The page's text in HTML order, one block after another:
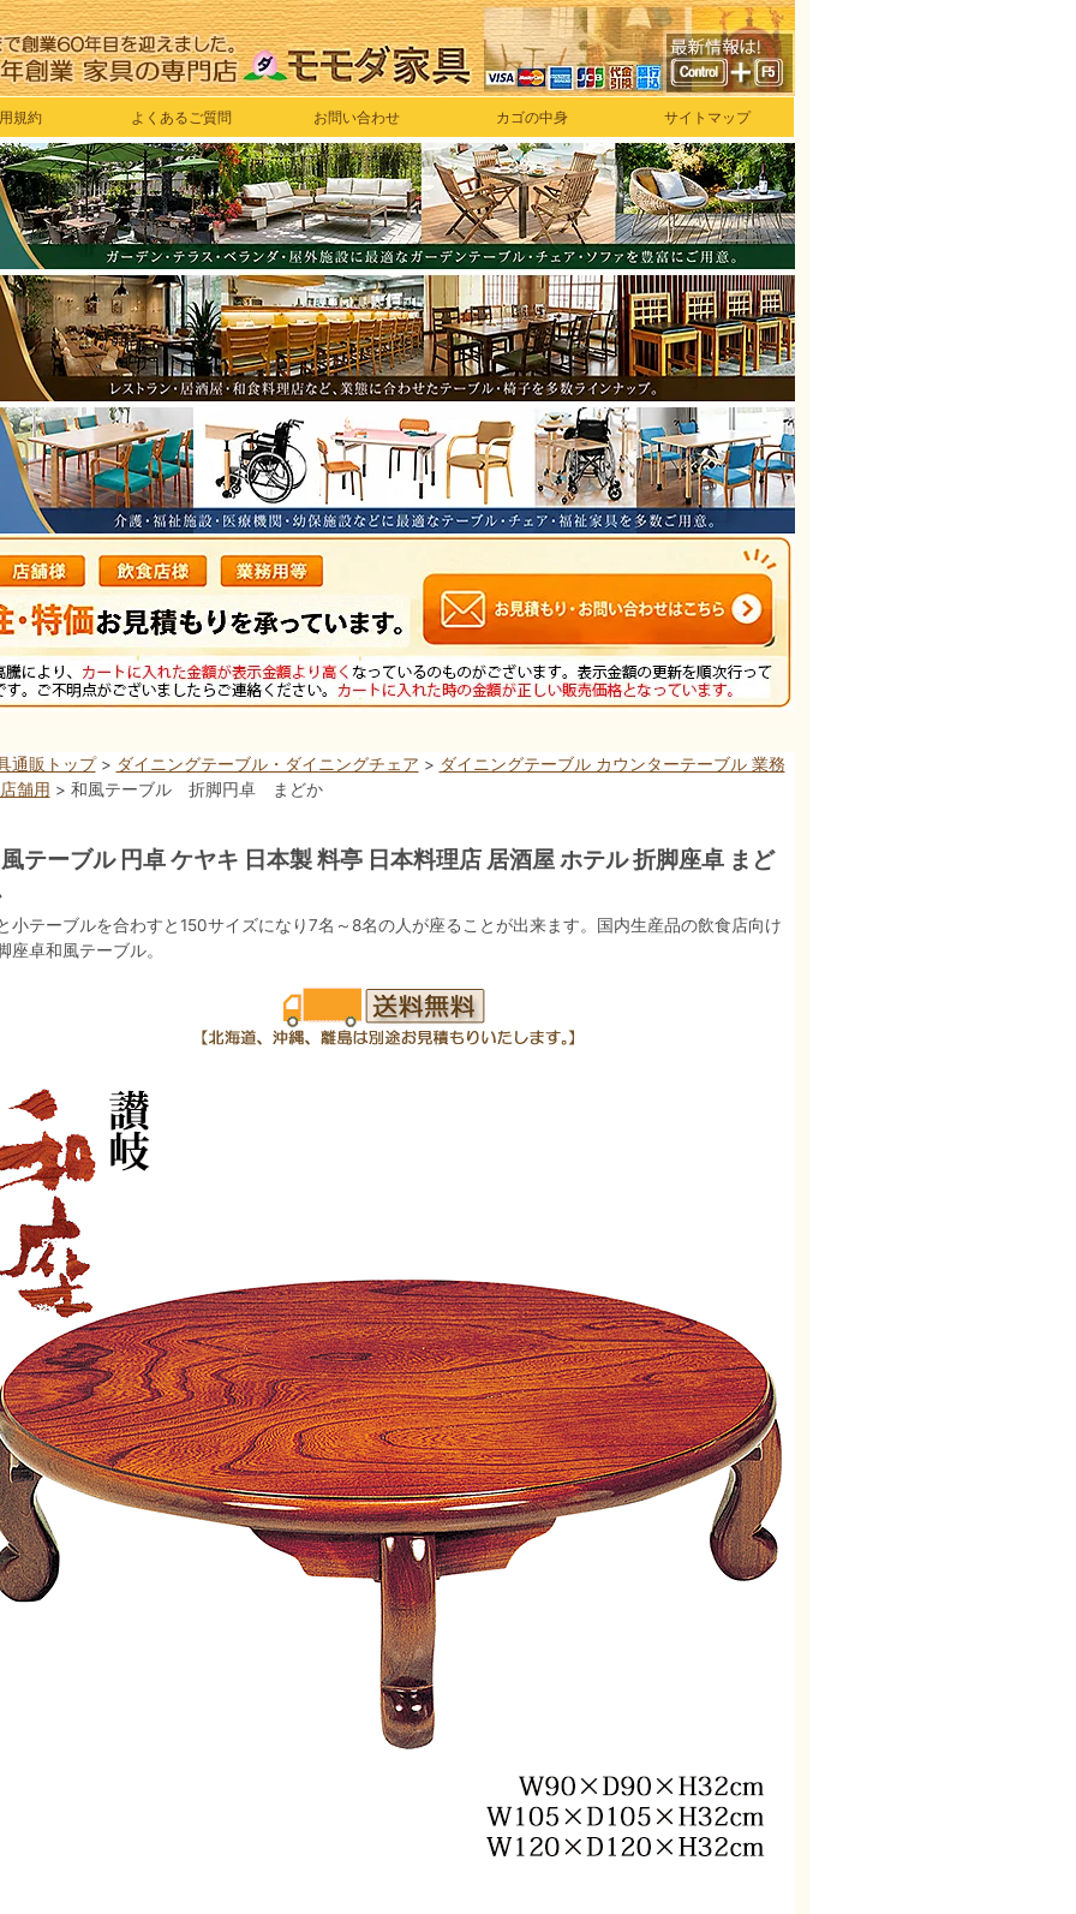
規約 よくあるご質問 お問い合わせ カゴの中身 サイトマップ
通販トップ> ダイニングテーブル・ダイニングチェア > ダイニングテーブル カウンターテーブル 業務
舗用 > 和風テーブル 折脚円卓 まどか
テーブル 円卓 ケヤキ 日本製 料亭 日本料理店 居酒屋 ホテル 折脚座卓 まど
小テーブルを合わすと150サイズになり7名～8名の人が座ることが出来ます。国内生産品の飲食店向け
座卓和風テーブル。